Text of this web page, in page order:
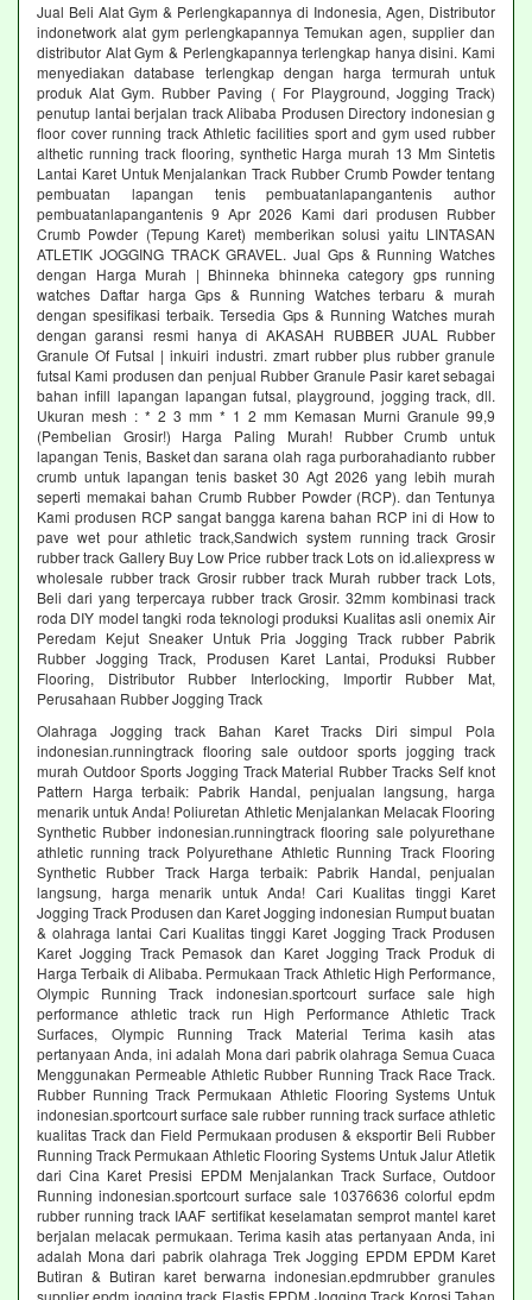
Jual Beli Alat Gym & Perlengkapannya di Indonesia, Agen, Distributor
indonetwork alat gym perlengkapannya Temukan agen, supplier dan
distributor Alat Gym & Perlengkapannya terlengkap hanya disini. Kami
menyediakan database terlengkap dengan harga termurah untuk
produk Alat Gym. Rubber Paving ( For Playground, Jogging Track)
penutup lantai berjalan track Alibaba Produsen Directory indonesian g
floor cover running track Athletic facilities sport and gym used rubber
althetic running track flooring, synthetic Harga murah 13 Mm Sintetis
Lantai Karet Untuk Menjalankan Track Rubber Crumb Powder tentang
pembuatan lapangan tenis pembuatanlapangantenis author
pembuatanlapangantenis 9 Apr 2026 Kami dari produsen Rubber
Crumb Powder (Tepung Karet) memberikan solusi yaitu LINTASAN
ATLETIK JOGGING TRACK GRAVEL. Jual Gps & Running Watches
dengan Harga Murah | Bhinneka bhinneka category gps running
watches Daftar harga Gps & Running Watches terbaru & murah
dengan spesifikasi terbaik. Tersedia Gps & Running Watches murah
dengan garansi resmi hanya di AKASAH RUBBER JUAL Rubber
Granule Of Futsal | inkuiri industri. zmart rubber plus rubber granule
futsal Kami produsen dan penjual Rubber Granule Pasir karet sebagai
bahan infill lapangan lapangan futsal, playground, jogging track, dll.
Ukuran mesh : * 2 3 mm * 1 2 mm Kemasan Murni Granule 99,9
(Pembelian Grosir!) Harga Paling Murah! Rubber Crumb untuk
lapangan Tenis, Basket dan sarana olah raga purborahadianto rubber
crumb untuk lapangan tenis basket 30 Agt 2026 yang lebih murah
seperti memakai bahan Crumb Rubber Powder (RCP). dan Tentunya
Kami produsen RCP sangat bangga karena bahan RCP ini di How to
pave wet pour athletic track,Sandwich system running track Grosir
rubber track Gallery Buy Low Price rubber track Lots on id.aliexpress w
wholesale rubber track Grosir rubber track Murah rubber track Lots,
Beli dari yang terpercaya rubber track Grosir. 32mm kombinasi track
roda DIY model tangki roda teknologi produksi Kualitas asli onemix Air
Peredam Kejut Sneaker Untuk Pria Jogging Track rubber Pabrik
Rubber Jogging Track, Produsen Karet Lantai, Produksi Rubber
Flooring, Distributor Rubber Interlocking, Importir Rubber Mat,
Perusahaan Rubber Jogging Track
Olahraga Jogging track Bahan Karet Tracks Diri simpul Pola
indonesian.runningtrack flooring sale outdoor sports jogging track
murah Outdoor Sports Jogging Track Material Rubber Tracks Self knot
Pattern Harga terbaik: Pabrik Handal, penjualan langsung, harga
menarik untuk Anda! Poliuretan Athletic Menjalankan Melacak Flooring
Synthetic Rubber indonesian.runningtrack flooring sale polyurethane
athletic running track Polyurethane Athletic Running Track Flooring
Synthetic Rubber Track Harga terbaik: Pabrik Handal, penjualan
langsung, harga menarik untuk Anda! Cari Kualitas tinggi Karet
Jogging Track Produsen dan Karet Jogging indonesian Rumput buatan
& olahraga lantai Cari Kualitas tinggi Karet Jogging Track Produsen
Karet Jogging Track Pemasok dan Karet Jogging Track Produk di
Harga Terbaik di Alibaba. Permukaan Track Athletic High Performance,
Olympic Running Track indonesian.sportcourt surface sale high
performance athletic track run High Performance Athletic Track
Surfaces, Olympic Running Track Material Terima kasih atas
pertanyaan Anda, ini adalah Mona dari pabrik olahraga Semua Cuaca
Menggunakan Permeable Athletic Rubber Running Track Race Track.
Rubber Running Track Permukaan Athletic Flooring Systems Untuk
indonesian.sportcourt surface sale rubber running track surface athletic
kualitas Track dan Field Permukaan produsen & eksportir Beli Rubber
Running Track Permukaan Athletic Flooring Systems Untuk Jalur Atletik
dari Cina Karet Presisi EPDM Menjalankan Track Surface, Outdoor
Running indonesian.sportcourt surface sale 10376636 colorful epdm
rubber running track IAAF sertifikat keselamatan semprot mantel karet
berjalan melacak permukaan. Terima kasih atas pertanyaan Anda, ini
adalah Mona dari pabrik olahraga Trek Jogging EPDM EPDM Karet
Butiran & Butiran karet berwarna indonesian.epdmrubber granules